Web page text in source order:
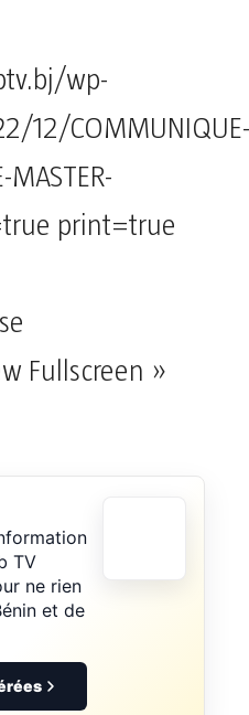
wp-
12/COMMUNIQUE-
MASTER-
print=true
Fullscreen »
TV
ne rien
et de